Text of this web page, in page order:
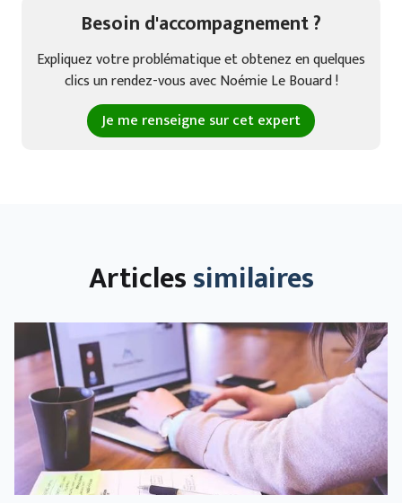
Besoin d'accompagnement ?
Expliquez votre problématique et obtenez en quelques
clics un rendez-vous avec Noémie Le Bouard !
Je me renseigne sur cet expert
Articlessimilaires